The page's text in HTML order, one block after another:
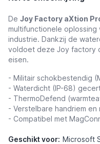
De Joy Factory aXtion
multifunctionele
industrie. Dankzij de
voldoet deze Joy factory
eisen.
- Militair schokbestendig
- Waterdicht (IP-68)
- ThermoDefend
- Verstelbare handriem
- Compatibel met
Geschikt voor: Microsoft